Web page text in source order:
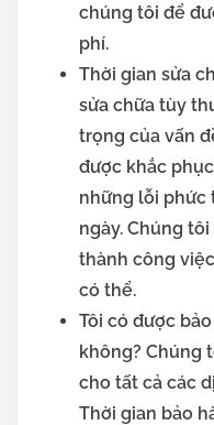
chúng tôi để
phí.
Thời gian sửa
sửa chữa tùy
trọng của vấn
được khắc
những lỗi phức
ngày. Chúng
thành công
có thể.
Tôi có được
không? Chúng
cho tất cả các
Thời gian bảo